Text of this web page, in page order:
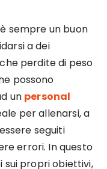
sempre un buon
a dei
perdite di peso
possono
un personal
per allenarsi, a
seguiti
errori. In questo
sui propri obiettivi,